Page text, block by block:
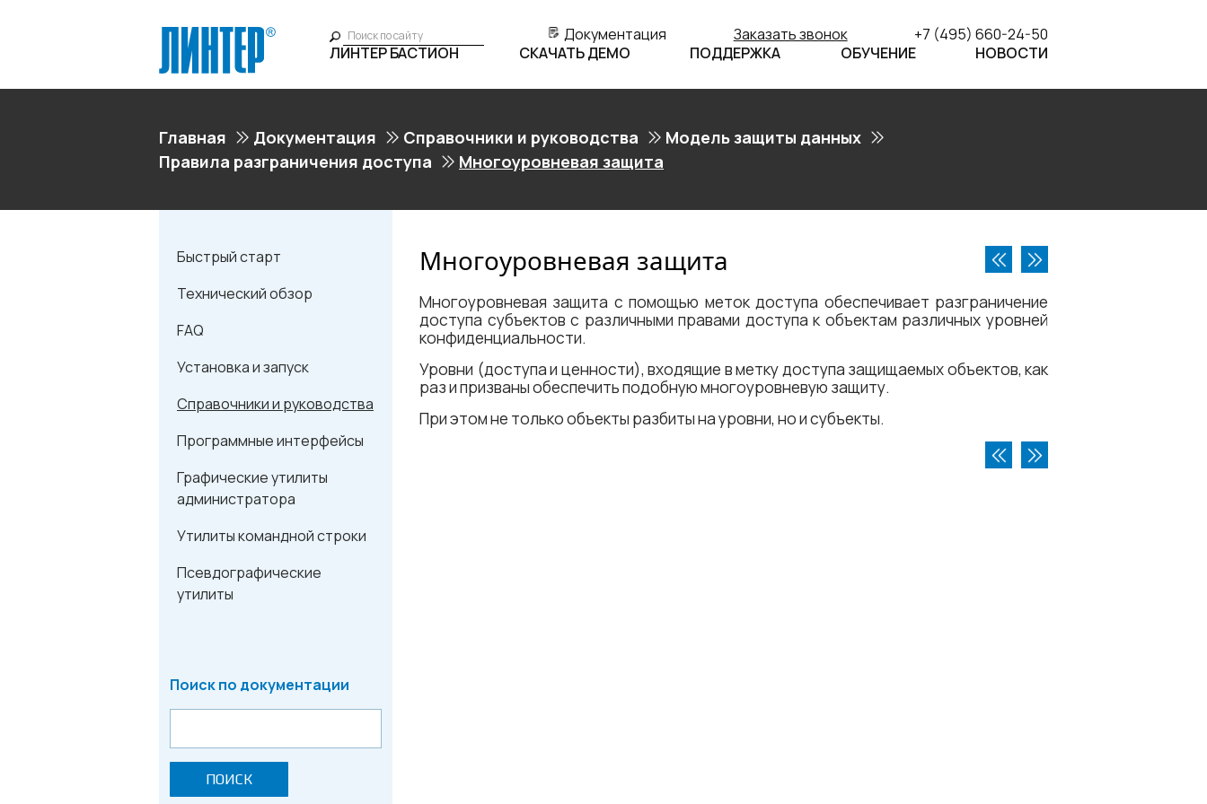
Документация Заказать звонок
+7 (495) 660-24-50
ЛИНТЕР БАСТИОН
СКАЧАТЬ ДЕМО ПОДДЕРЖКА ОБУЧЕНИЕ НОВОСТИ
Главная Документация Справочники и руководства
Модель защиты данных
Правила разграничения доступа
Многоуровневая защита
Быстрый старт
Технический обзор
FAQ
Установка и запуск
Справочники и руководства
Программные интерфейсы
Графические утилиты
администратора
Утилиты командной строки
Псевдографические
утилиты
Поиск по документации
ПОИСК
Многоуровневая защита
Многоуровневая защита с помощью меток доступа обеспечивает разграничение
доступа субъектов с различными правами доступа к объектам различных уровней
конфиденциальности.
Уровни (доступа и ценности), входящие в метку доступа защищаемых объектов, как
раз и призваны обеспечить подобную многоуровневую защиту.
При этом не только объекты разбиты на уровни, но и субъекты.